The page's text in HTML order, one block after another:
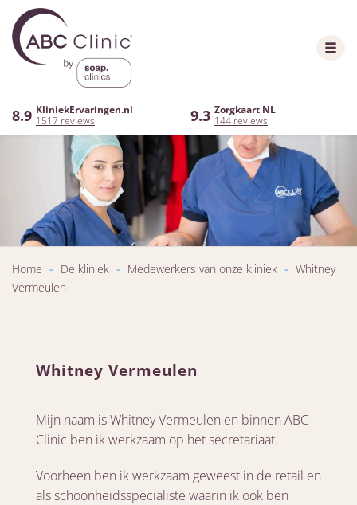
8.9 KliniekErvaringen.nl
1517 reviews
9.3 Zorgkaart NL
144 reviews
Home - De kliniek - Medewerkers van onze kliniek - Whitney
Vermeulen
Whitney Vermeulen
Mijn naam is Whitney Vermeulen en binnen ABC
Clinic ben ik werkzaam op het secretariaat.
Voorheen ben ik werkzaam geweest in de retail en
als schoonheidsspecialiste waarin ik ook ben